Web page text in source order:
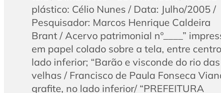
plástico: Célio Nunes / Data: Julho/2005 /
Pesquisador: Marcos Henrique Caldeira
Brant / Acervo patrimonial nº____”
em papel colado sobre a tela, entre
lado inferior; “Barão e visconde do rio das
velhas / Francisco de Paula Fonseca
grafite, no lado inferior/ “PREFEITURA